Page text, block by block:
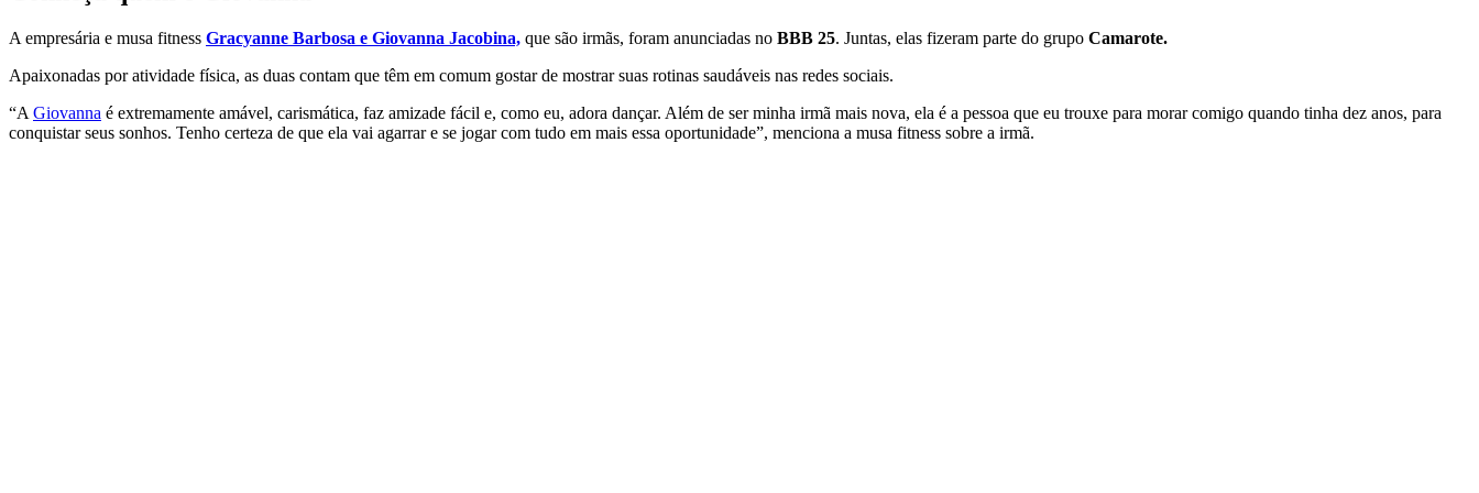
A empresária e musa fitness Gracyanne Barbosa e Giovanna Jacobina, que são irmãs, foram anunciadas no BBB 25. Juntas, elas fizeram parte do grupo Camarote.
Apaixonadas por atividade física, as duas contam que têm em comum gostar de mostrar suas rotinas saudáveis nas redes sociais.
“A Giovanna é extremamente amável, carismática, faz amizade fácil e, como eu, adora dançar. Além de ser minha irmã mais nova, ela é a pessoa que eu trouxe para morar comigo quando tinha dez anos, para
conquistar seus sonhos. Tenho certeza de que ela vai agarrar e se jogar com tudo em mais essa oportunidade”, menciona a musa fitness sobre a irmã.